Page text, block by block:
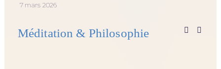
7 mars 2026
Méditation & Philosophie